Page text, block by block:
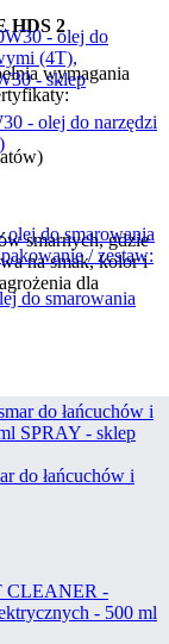
HDS 2
wymagania
smarnych, gdzie
na smak, kolor i
dla
- olej do narzędzi
do smarowania
do łańcuchów i